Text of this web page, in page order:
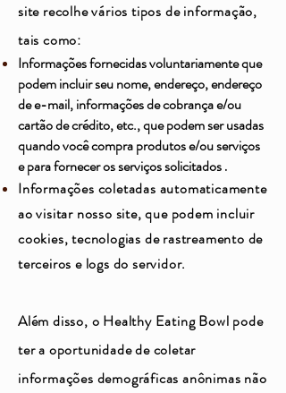
site recolhe vários tipos de informação,
tais como:
Informações fornecidas voluntariamente que
podem incluir seu nome, endereço, endereço
de e-mail, informações de cobrança e/ou
cartão de crédito, etc., que podem ser usadas
quando você compra produtos e/ou serviços
e para fornecer os serviços solicitados .
Informações coletadas automaticamente
ao visitar nosso site, que podem incluir
cookies, tecnologias de rastreamento de
terceiros e logs do servidor.
Além disso, o Healthy Eating Bowl pode
ter a oportunidade de coletar
informações demográficas anônimas não